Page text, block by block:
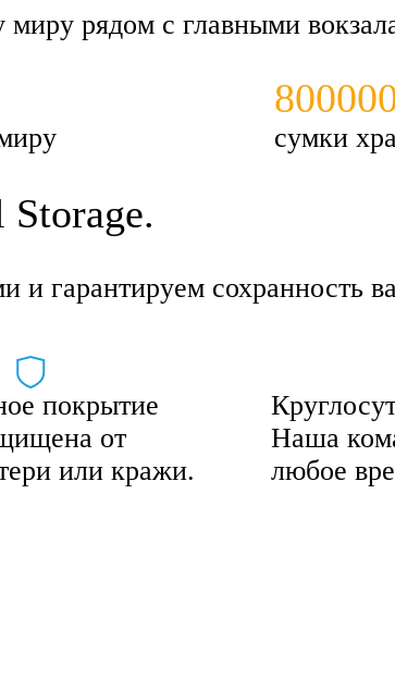
рядом с главными
сумки
гарантируем сохранность
покрытие
от
или кражи.
Наша
любое